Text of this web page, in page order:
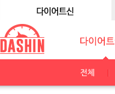
전체